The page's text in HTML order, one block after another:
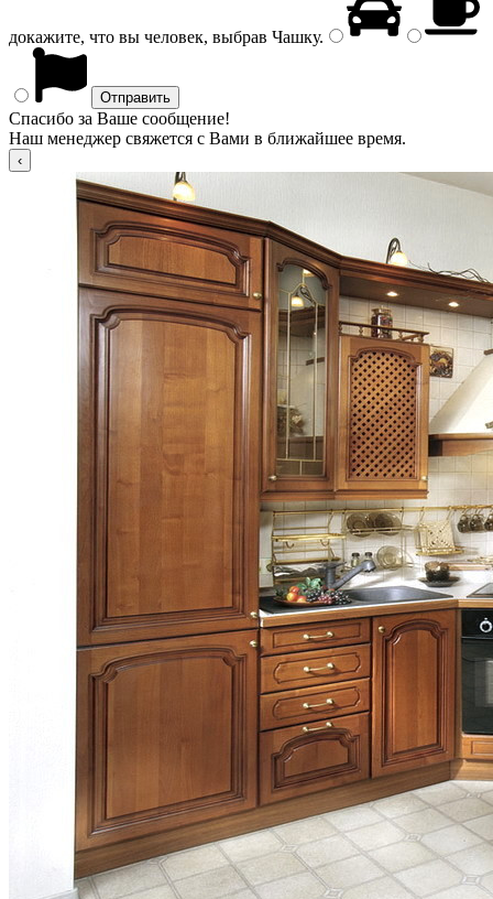
докажите, что вы человек, выбрав Чашку.
Спасибо за Ваше сообщение!
Наш менеджер свяжется с Вами в ближайшее время.